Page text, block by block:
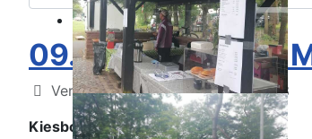
09.09.2023 - Ufr.
Details
Veröffentlicht: 12. September 2023
Kiesbouler im Finale unter sich